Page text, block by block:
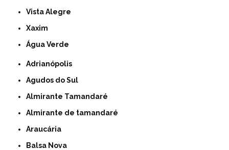
Vista Alegre
Xaxim
Água Verde
Adrianópolis
Agudos do Sul
Almirante Tamandaré
Almirante de tamandaré
Araucária
Balsa Nova